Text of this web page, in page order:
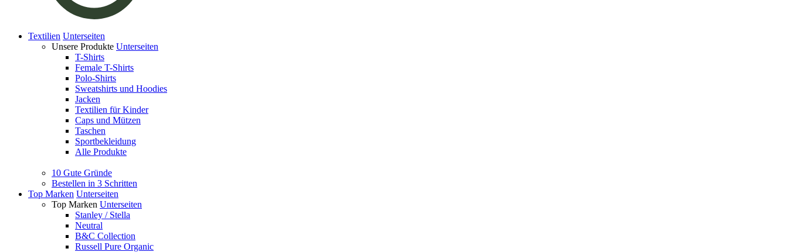
Textilien Unterseiten
Unsere Produkte Unterseiten
T-Shirts
Female T-Shirts
Polo-Shirts
Sweatshirts und Hoodies
Jacken
Textilien für Kinder
Caps und Mützen
Taschen
Sportbekleidung
Alle Produkte
10 Gute Gründe
Bestellen in 3 Schritten
Top Marken Unterseiten
Top Marken Unterseiten
Stanley / Stella
Neutral
B&C Collection
Russell Pure Organic